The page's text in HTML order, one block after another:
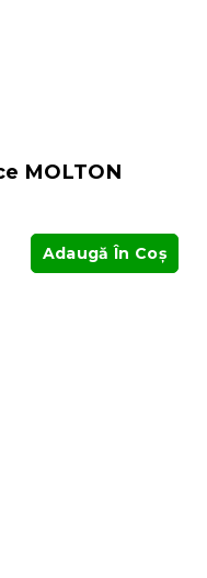
MOLTON
Adaugă În Coş